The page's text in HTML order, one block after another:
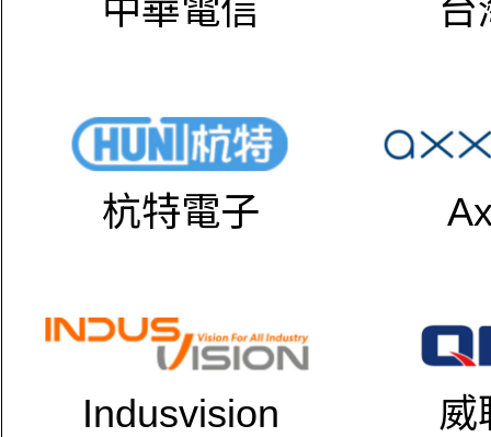
中華電信 台
杭特電子
Indusvision 威